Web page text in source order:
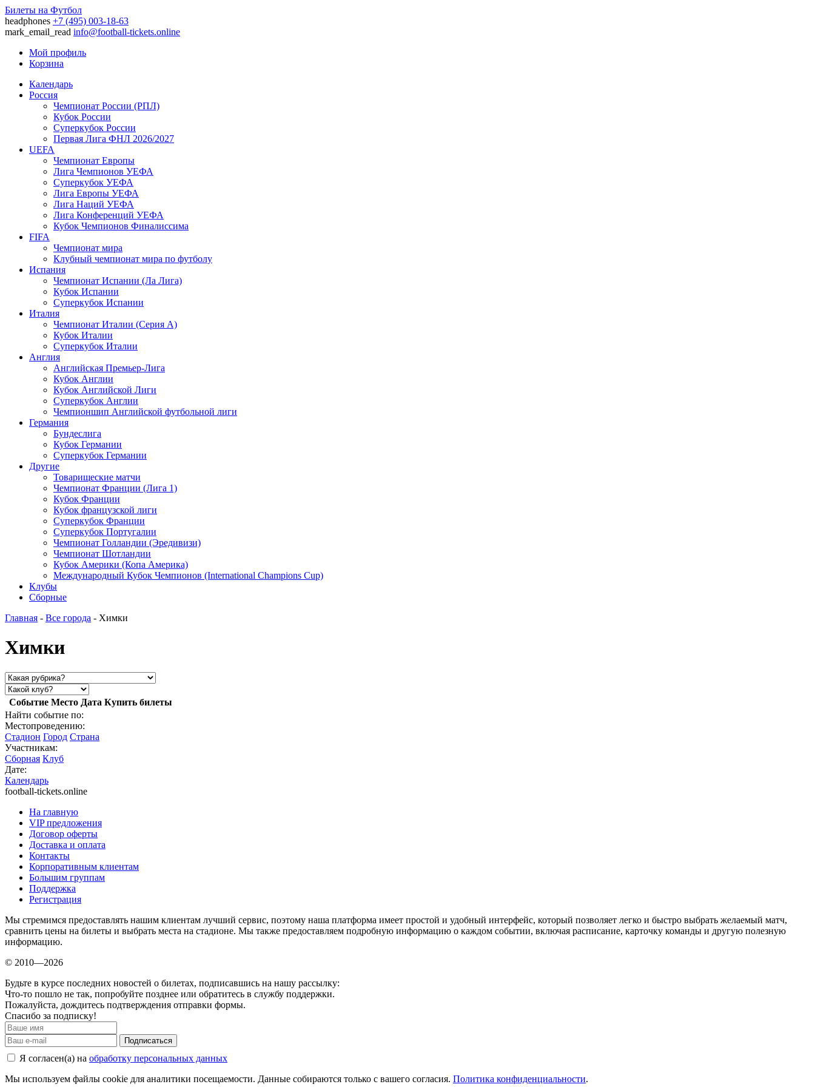
Билеты на Футбол
headphones +7 (495) 003-18-63
mark_email_read info@football-tickets.online
Мой профиль
Корзина
Календарь
Россия
Чемпионат России (РПЛ)
Кубок России
Суперкубок России
Первая Лига ФНЛ 2026/2027
UEFA
Чемпионат Европы
Лига Чемпионов УЕФА
Суперкубок УЕФА
Лига Европы УЕФА
Лига Наций УЕФА
Лига Конференций УЕФА
Кубок Чемпионов Финалиссима
FIFA
Чемпионат мира
Клубный чемпионат мира по футболу
Испания
Чемпионат Испании (Ла Лига)
Кубок Испании
Суперкубок Испании
Италия
Чемпионат Италии (Серия А)
Кубок Италии
Суперкубок Италии
Англия
Английская Премьер-Лига
Кубок Англии
Кубок Английской Лиги
Суперкубок Англии
Чемпионшип Английской футбольной лиги
Германия
Бундеслига
Кубок Германии
Суперкубок Германии
Другие
Товарищеские матчи
Чемпионат Франции (Лига 1)
Кубок Франции
Кубок французской лиги
Суперкубок Франции
Суперкубок Португалии
Чемпионат Голландии (Эредивизи)
Чемпионат Шотландии
Кубок Америки (Копа Америка)
Международный Кубок Чемпионов (International Champions Cup)
Клубы
Сборные
Главная - Все города - Химки
Химки
Событие Место Дата Купить билеты
Найти событие по:
Местопроведению:
Стадион Город Страна
Участникам:
Сборная Клуб
Дате:
Календарь
football-tickets.online
На главную
VIP предложения
Договор оферты
Доставка и оплата
Контакты
Корпоративным клиентам
Большим группам
Поддержка
Регистрация
Мы стремимся предоставлять нашим клиентам лучший сервис, поэтому наша платформа имеет простой и удобный интерфейс, который позволяет легко и быстро выбрать желаемый матч,
сравнить цены на билеты и выбрать места на стадионе. Мы также предоставляем подробную информацию о каждом событии, включая расписание, карточку команды и другую полезную
информацию.
© 2010—2026
Будьте в курсе последних новостей о билетах, подписавшись на нашу рассылку:
Что-то пошло не так, попробуйте позднее или обратитесь в службу поддержки.
Пожалуйста, дождитесь подтверждения отправки формы.
Спасибо за подписку!
Подписаться
Я согласен(а) на обработку персональных данных
Мы используем файлы cookie для аналитики посещаемости. Данные собираются только с вашего согласия. Политика конфиденциальности.